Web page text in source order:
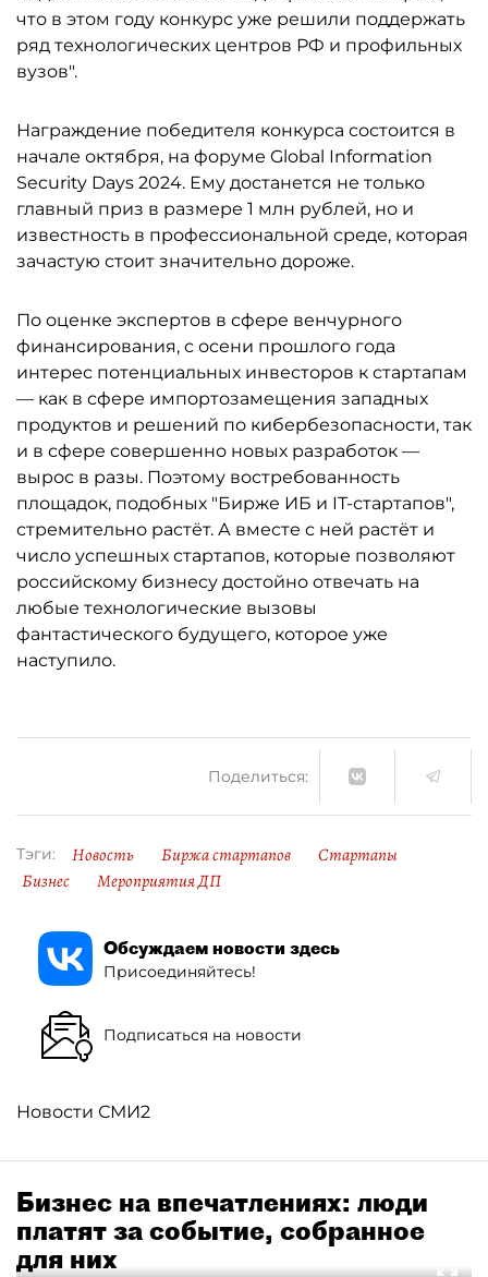
что в этом году конкурс уже решили поддержать
ряд технологических центров РФ и профильных
вузов".
Награждение победителя конкурса состоится в
начале октября, на форуме Global Information
Security Days 2024. Ему достанется не только
главный приз в размере 1 млн рублей, но и
известность в профессиональной среде, которая
зачастую стоит значительно дороже.
По оценке экспертов в сфере венчурного
финансирования, с осени прошлого года
интерес потенциальных инвесторов к стартапам
— как в сфере импортозамещения западных
продуктов и решений по кибербезопасности, так
и в сфере совершенно новых разработок —
вырос в разы. Поэтому востребованность
площадок, подобных "Бирже ИБ и IT-стартапов",
стремительно растёт. А вместе с ней растёт и
число успешных стартапов, которые позволяют
российскому бизнесу достойно отвечать на
любые технологические вызовы
фантастического будущего, которое уже
наступило.
Поделиться:
Тэги: Новость Биржа стартапов
Стартапы
Бизнес
Мероприятия ДП
Обсуждаем новости здесь
Присоединяйтесь!
Подписаться на новости
Новости СМИ2
Бизнес на впечатлениях: люди
платят за событие, собранное
для них